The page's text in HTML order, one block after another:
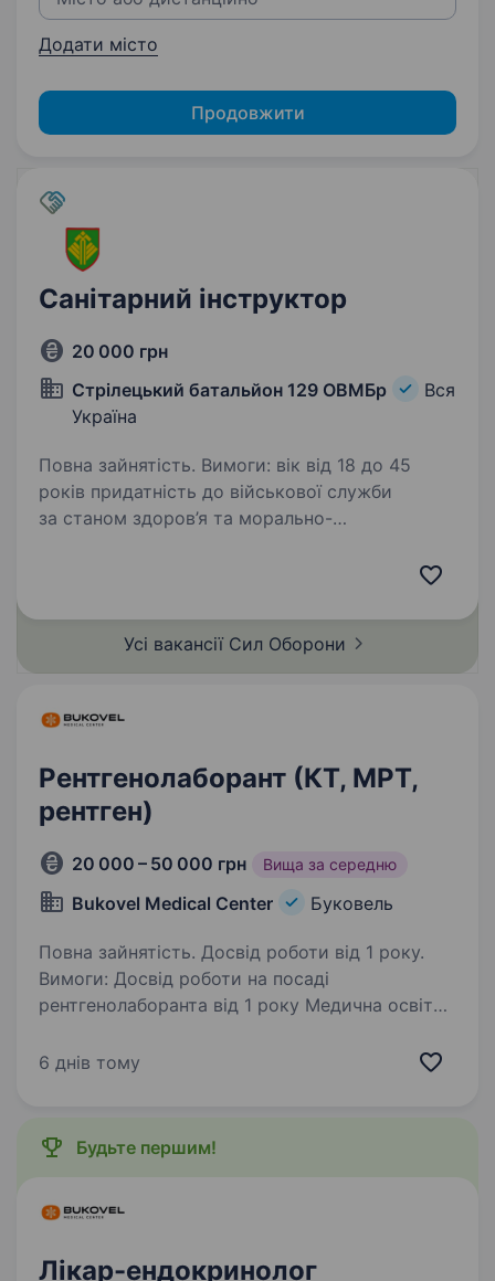
Додати місто
Продовжити
Санітарний інструктор
20 000 грн
Cтрілецький батальйон 129 ОВМБр
Вся
Україна
Повна зайнятість. Вимоги: вік від 18 до 45
років придатність до військової служби
за станом здоров’я та морально-
Усі вакансії Сил Оборони
Рентгенолаборант (КТ, МРТ,
рентген)
20 000 – 50 000 грн Вища за середню
Bukovel Medical Center Буковель
Повна зайнятість. Досвід роботи від 1 року.
Вимоги: Досвід роботи на посаді
рентгенолаборанта від 1 року Медична освіта
працювати з сучасним обладнанням
6 днів тому
Будьте першим!
Лікар-ендокринолог